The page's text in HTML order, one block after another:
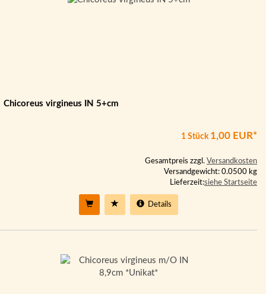
Chicoreus virgineus IN 5+cm
1 Stück 1,00 EUR*
Gesamtpreis zzgl. Versandkosten
Versandgewicht: 0.0500 kg
Lieferzeit:siehe Startseite
Details